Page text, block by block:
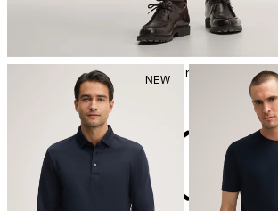
Bügeln bei geringer Temperatur